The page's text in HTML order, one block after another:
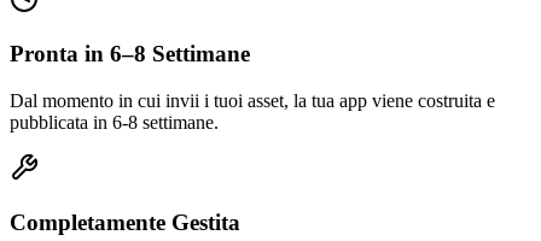
Pronta in 6–8 Settimane
Dal momento in cui invii i tuoi asset, la tua app viene costruita e
pubblicata in 6-8 settimane.
Completamente Gestita